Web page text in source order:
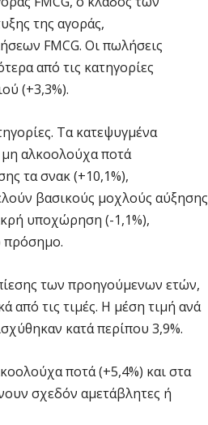
της αγοράς,
FMCG. Οι πωλήσεις
από τις κατηγορίες
(+3,3%).
Τα κατεψυγμένα
μη αλκοολούχα ποτά
τα σνακ (+10,1%),
βασικούς μοχλούς αύξησης
υποχώρηση (-1,1%),
πρόσημο.
των προηγούμενων ετών,
από τις τιμές. Η μέση τιμή ανά
κατά περίπου 3,9%.
ποτά (+5,4%) και στα
σχεδόν αμετάβλητες ή